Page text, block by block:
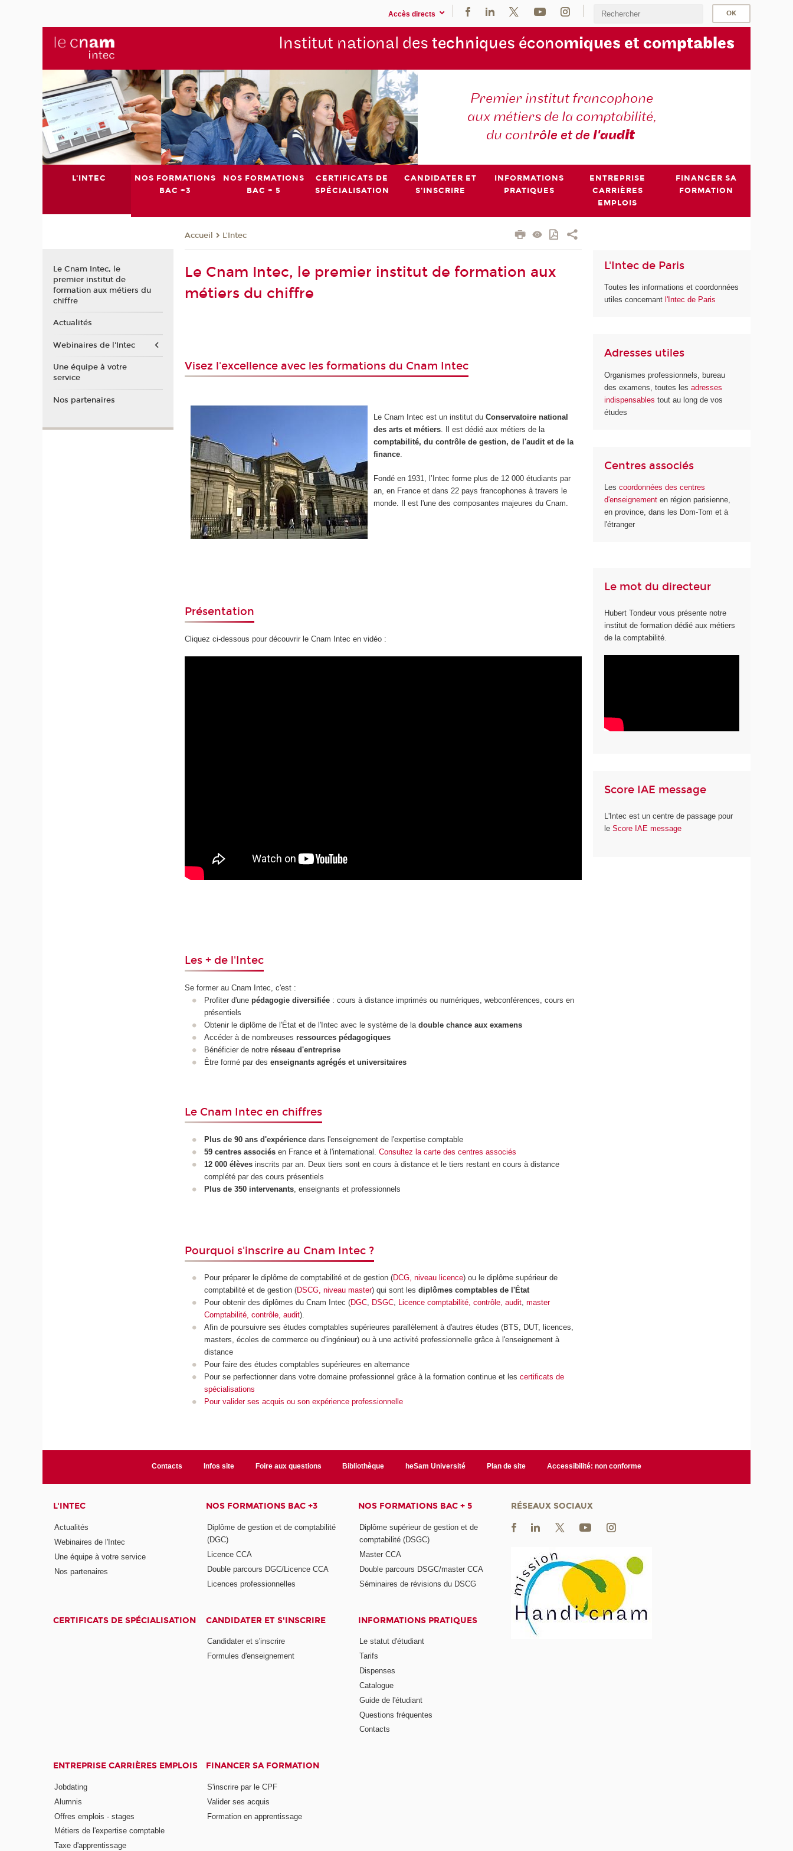
Accès directs
Institut national des techniques économiques et comptables
Premier institut francophone
aux métiers de la comptabilité,
du contrôle et del'audit
L'INTEC
NOS FORMATIONS
BAC +3
NOS FORMATIONS
BAC + 5
CERTIFICATS DE
SPÉCIALISATION
CANDIDATER ET
S'INSCRIRE
INFORMATIONS
PRATIQUES
ENTREPRISE
CARRIÈRES
EMPLOIS
FINANCER SA
FORMATION
Accueil L'Intec
Le Cnam Intec, le premier institut de formation aux
métiers du chiffre
Visez l'excellence avec les formations du Cnam Intec
Le Cnam Intec est un institut duConservatoire national
des arts et métiers. Il est dédié aux métiers de la
comptabilité, du contrôle de gestion, de l'audit et de la
finance.
Fondé en 1931, l’Intec forme plus de 12 000 étudiants par
an, en France et dans 22 paysfrancophones à travers le
monde. Il est l'une des composantes majeures du Cnam.
Présentation
Cliquez ci-dessous pour découvrir le Cnam Intec en vidéo :
Les + de l'Intec
Se former au Cnam Intec, c'est :
Profiter d'une pédagogie diversifiée: cours à distance imprimés ou numériques, webconférences, cours en
présentiels
Obtenir le diplôme de l'État et de l'Intec avec le système de la double chance aux examens
Accéder à de nombreuses ressources pédagogiques
Bénéficier de notre réseau d'entreprise
Être formé par des enseignants agrégés et universitaires
Le Cnam Intec en chiffres
Plus de 90 ans d'expériencedans l'enseignement de l'expertise comptable
59 centres associésen France et à l'international. Consultez la carte des centres associés
12 000 élèvesinscrits par an. Deux tiers sont en cours à distance et le tiers restant en cours à distance
complété par des cours présentiels
Plus de 350 intervenants, enseignants et professionnels
Pourquoi s'inscrire au Cnam Intec ?
Pour préparer le diplôme de comptabilité et de gestion (DCG, niveau licence) ou le diplôme supérieur de
comptabilité et de gestion (DSCG, niveau master) qui sont les diplômes comptables de l'État
Pour obtenir des diplômes du Cnam Intec (DGC, DSGC, Licence comptabilité, contrôle, audit, master
Comptabilité, contrôle, audit).
Afin de poursuivre ses études comptables supérieures parallèlement à d'autres études (BTS, DUT, licences,
masters, écoles de commerce ou d'ingénieur) ou à une activité professionnelle grâce à l'enseignement à
distance
Pour faire des études comptables supérieures en alternance
Pour se perfectionner dans votre domaine professionnel grâce à la formation continue et les certificats de
spécialisations
Pour valider ses acquis ou son expérience professionnelle
L'Intec de Paris
Toutes les informations et coordonnées
utiles concernant l'Intec de Paris
Adresses utiles
Organismes professionnels, bureau
des examens, toutes lesadresses
indispensables tout au long de vos
études
Centres associés
Lescoordonnées des centres
d'enseignementen région parisienne,
en province, dans les Dom-Tom et à
l'étranger
Le mot du directeur
Hubert Tondeur vous présente notre
institut de formation dédié aux métiers
de la comptabilité.
Score IAE message
L'Intec est un centre de passage pour
leScore IAE message
Le Cnam Intec, le
premier institut de
formation aux métiers du
chiffre
Actualités
Webinaires de l'Intec
Une équipe à votre
service
Nos partenaires
Contacts Infos site Foire aux questions Bibliothèque heSam Université Plan de site Accessibilité: non conforme
L'INTEC
Actualités
Webinaires de l'Intec
Une équipe à votre service
Nos partenaires
NOS FORMATIONS BAC +3
Diplôme de gestion et de comptabilité
(DGC)
Licence CCA
Double parcours DGC/Licence CCA
Licences professionnelles
NOS FORMATIONS BAC + 5
Diplôme supérieur de gestion et de
comptabilité (DSGC)
Master CCA
Double parcours DSGC/master CCA
Séminaires de révisions du DSCG
CERTIFICATS DE SPÉCIALISATION CANDIDATER ET S'INSCRIRE
Candidater et s'inscrire
Formules d'enseignement
INFORMATIONS PRATIQUES
Le statut d'étudiant
Tarifs
Dispenses
Catalogue
Guide de l'étudiant
Questions fréquentes
Contacts
ENTREPRISE CARRIÈRES EMPLOIS
Jobdating
Alumnis
Offres emplois - stages
Métiers de l'expertise comptable
Taxe d'apprentissage
FINANCER SA FORMATION
S'inscrire par le CPF
Valider ses acquis
Formation en apprentissage
RÉSEAUX SOCIAUX